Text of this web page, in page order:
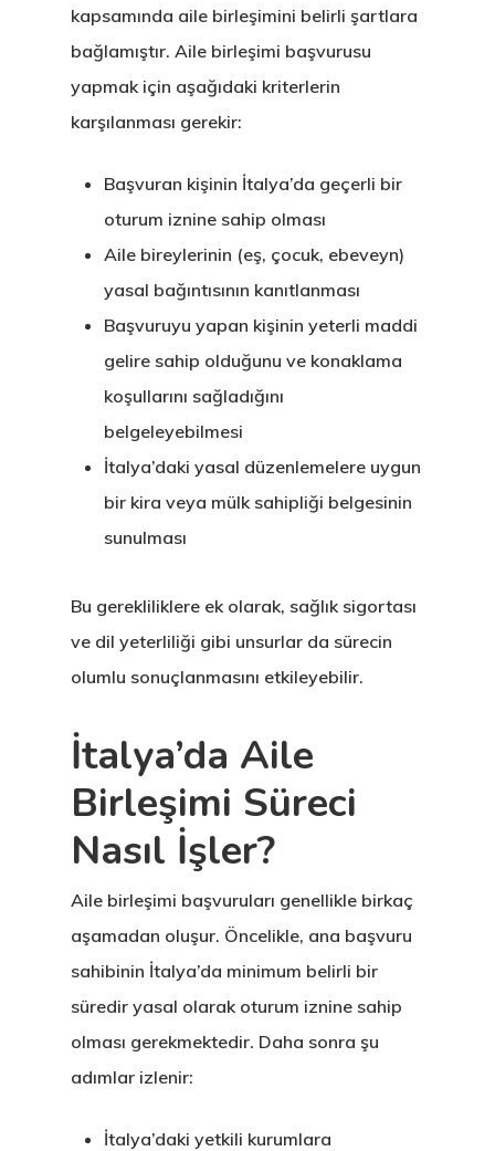
kapsamında aile birleşimini belirli şartlara
bağlamıştır. Aile birleşimi başvurusu
yapmak için aşağıdaki kriterlerin
karşılanması gerekir:
Başvuran kişinin İtalya’da geçerli bir
oturum iznine sahip olması
Aile bireylerinin (eş, çocuk, ebeveyn)
yasal bağıntısının kanıtlanması
Başvuruyu yapan kişinin yeterli maddi
gelire sahip olduğunu ve konaklama
koşullarını sağladığını
belgeleyebilmesi
İtalya’daki yasal düzenlemelere uygun
bir kira veya mülk sahipliği belgesinin
sunulması
Bu gerekliliklere ek olarak, sağlık sigortası
ve dil yeterliliği gibi unsurlar da sürecin
olumlu sonuçlanmasını etkileyebilir.
İtalya’da Aile
Birleşimi Süreci
Nasıl İşler?
Aile birleşimi başvuruları genellikle birkaç
aşamadan oluşur. Öncelikle, ana başvuru
sahibinin İtalya’da minimum belirli bir
süredir yasal olarak oturum iznine sahip
olması gerekmektedir. Daha sonra şu
adımlar izlenir:
İtalya’daki yetkili kurumlara